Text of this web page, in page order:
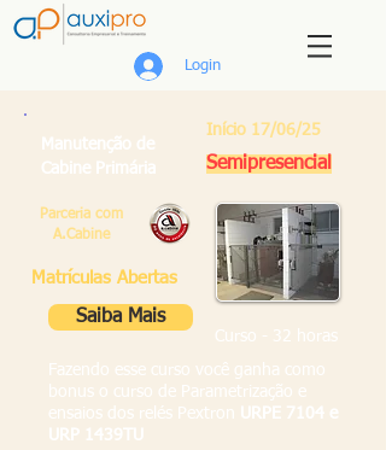
Login
Manutenção de
Cabine Primária
Início 17/06/25
Semipresencial
Parceria com
A.Cabine
Matrículas Abertas
Saiba Mais
Curso - 32 horas
Fazendo esse curso você ganha como
bonus o curso de Parametrização e
ensaios dos relés Pextron URPE 7104 e
URP 1439TU